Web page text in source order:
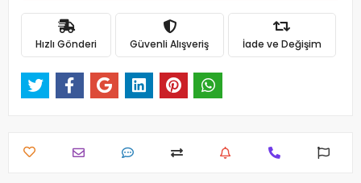
Hızlı Gönderi Güvenli Alışveriş İade ve Değişim